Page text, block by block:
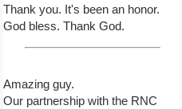
Thank you. It's been an honor.
God bless. Thank God.
Amazing guy.
Our partnership with the RNC